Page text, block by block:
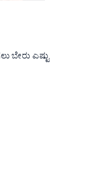
ಬೇರು ಎಷ್ಟು